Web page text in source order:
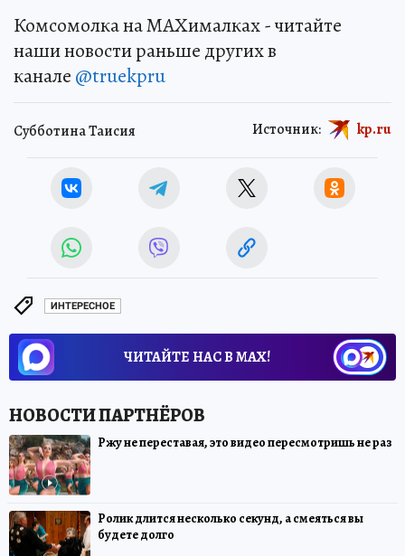
Комсомолка на MAXималках - читайте
наши новости раньше других в
канале @truekpru
Субботина Таисия Источник: kp.ru
ИНТЕРЕСНОЕ
ЧИТАЙТЕ НАС В МАХ!
Ржу не переставая, это видео пересмотришь не раз
Ролик длится несколько секунд, а смеяться вы
будете долго